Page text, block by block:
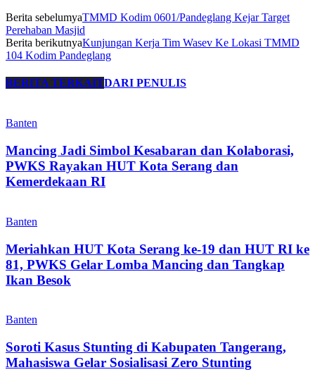
Berita sebelumyaTMMD Kodim 0601/Pandeglang Kejar Target
Perehaban Masjid
Berita berikutnyaKunjungan Kerja Tim Wasev Ke Lokasi TMMD
104 Kodim Pandeglang
BERITA TERKAITDARI PENULIS
Banten
Mancing Jadi Simbol Kesabaran dan Kolaborasi,
PWKS Rayakan HUT Kota Serang dan
Kemerdekaan RI
Banten
Meriahkan HUT Kota Serang ke-19 dan HUT RI ke
81, PWKS Gelar Lomba Mancing dan Tangkap
Ikan Besok
Banten
Soroti Kasus Stunting di Kabupaten Tangerang,
Mahasiswa Gelar Sosialisasi Zero Stunting